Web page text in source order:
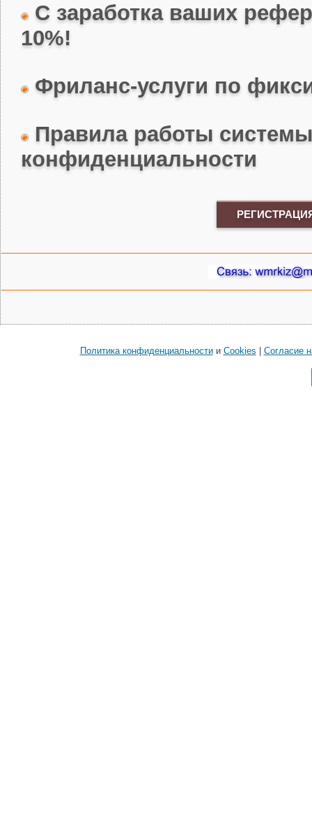
С заработка ваших
10%!
Фриланс-услуги по
Правила работы
конфиденциальности
Политика конфиденциальностии Cookies Cогласие